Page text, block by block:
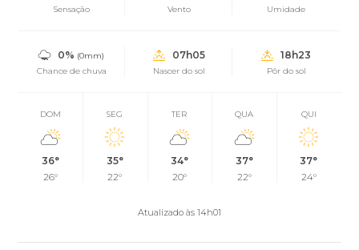
Sensação Vento Umidade
0% (0mm)
Chance de chuva
07h05
Nascer do sol
18h23
Pôr do sol
DOM
36°
26°
SEG
35°
22°
TER
34°
20°
QUA
37°
22°
QUI
37°
24°
Atualizado às 14h01